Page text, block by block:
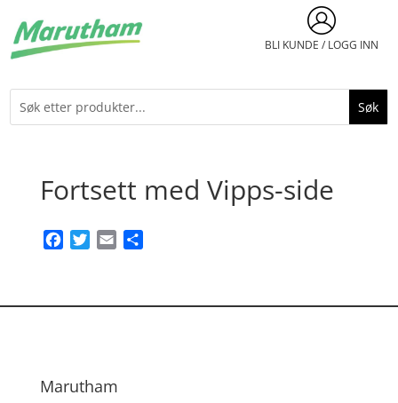
BLI KUNDE / LOGG INN
Fortsett med Vipps-side
FacebookTwitter
Email
Marutham